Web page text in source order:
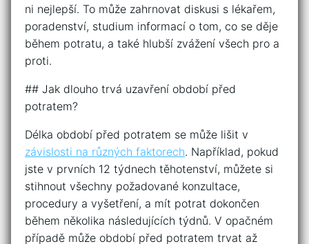
ni nejlepší. To může zahrnovat diskusi s lékařem,
poradenství, studium informací o tom, co se děje
během potratu, a také hlubší zvážení všech pro a
proti.
## Jak dlouho trvá uzavření období před
potratem?
Délka období před potratem se může lišit v
závislosti na různých faktorech. Například, pokud
jste v prvních 12 týdnech těhotenství, můžete si
stihnout všechny požadované konzultace,
procedury a vyšetření, a mít potrat dokončen
během několika následujících týdnů. V opačném
případě může období před potratem trvat až